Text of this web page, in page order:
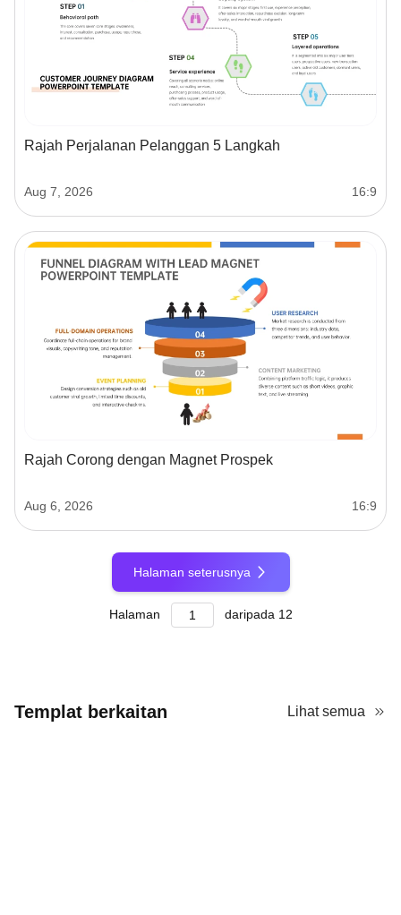
Rajah Perjalanan Pelanggan 5 Langkah
Aug 7, 2026 16:9
Rajah Corong dengan Magnet Prospek
Aug 6, 2026 16:9
Halaman seterusnya
Halaman daripada 12
Templat berkaitan Lihat semua